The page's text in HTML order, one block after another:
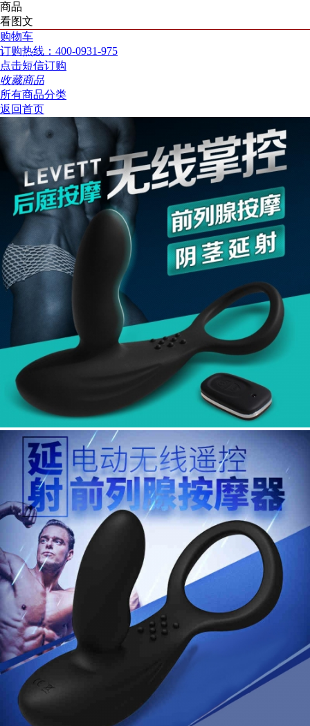
商品
看图文
购物车
订购热线：400-0931-975
点击短信订购
收藏商品
所有商品分类
返回首页